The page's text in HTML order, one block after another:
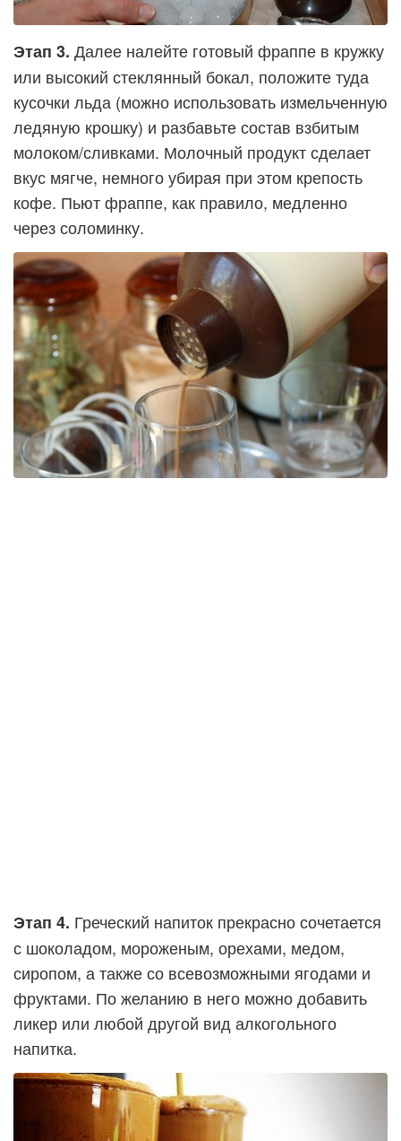
Этап 3. Далее налейте готовый фраппе в кружку
или высокий стеклянный бокал, положите туда
кусочки льда (можно использовать измельченную
ледяную крошку) и разбавьте состав взбитым
молоком/сливками. Молочный продукт сделает
вкус мягче, немного убирая при этом крепость
кофе. Пьют фраппе, как правило, медленно
через соломинку.
Этап 4. Греческий напиток прекрасно сочетается
с шоколадом, мороженым, орехами, медом,
сиропом, а также со всевозможными ягодами и
фруктами. По желанию в него можно добавить
ликер или любой другой вид алкогольного
напитка.